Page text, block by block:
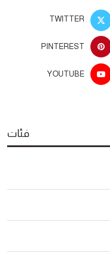
TWITTER
PINTEREST
YOUTUBE
فئات